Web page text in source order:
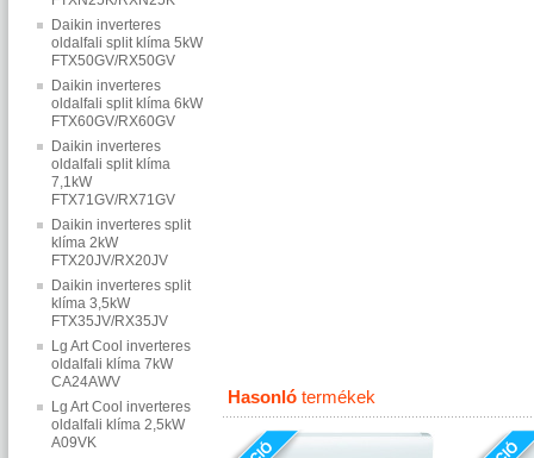
Daikin inverteres
oldalfali split klíma 5kW
FTX50GV/RX50GV
Daikin inverteres
oldalfali split klíma 6kW
FTX60GV/RX60GV
Daikin inverteres
oldalfali split klíma
7,1kW
FTX71GV/RX71GV
Daikin inverteres split
klíma 2kW
FTX20JV/RX20JV
Daikin inverteres split
klíma 3,5kW
FTX35JV/RX35JV
Lg Art Cool inverteres
oldalfali klíma 7kW
CA24AWV
Lg Art Cool inverteres
oldalfali klíma 2,5kW
A09VK
Hasonló termékek